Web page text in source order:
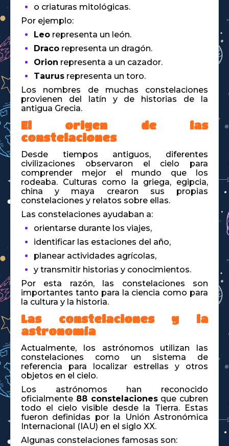
o criaturas mitológicas.
Por ejemplo:
Leo representa un león.
Draco representa un dragón.
Orion representa a un cazador.
Taurus representa un toro.
Los nombres de muchas constelaciones
provienen del latín y de historias de la
antigua Grecia.
El origen de las
constelaciones
Desde tiempos antiguos, diferentes
civilizaciones observaron el cielo para
comprender mejor el mundo que los
rodeaba. Culturas como la griega, egipcia,
china y maya crearon sus propias
constelaciones y relatos sobre ellas.
Las constelaciones ayudaban a:
orientarse durante los viajes,
identificar las estaciones del año,
planear actividades agrícolas,
y transmitir historias y conocimientos.
Por esta razón, las constelaciones son
importantes tanto para la ciencia como para
la cultura y la historia.
Las constelaciones y la
astronomía
Actualmente, los astrónomos utilizan las
constelaciones como un sistema de
referencia para localizar estrellas y otros
objetos en el cielo.
Los astrónomos han reconocido
oficialmente 88 constelacionesque cubren
todo el cielo visible desde la Tierra. Estas
fueron definidas por la Unión Astronómica
Internacional (IAU) en el siglo XX.
Algunas constelaciones famosas son: